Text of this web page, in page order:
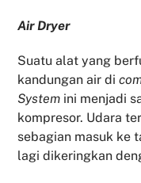
Air Dryer
Suatu alat yang
kandungan air di
System ini menjadi
kompresor. Udara
sebagian masuk ke
lagi dikeringkan